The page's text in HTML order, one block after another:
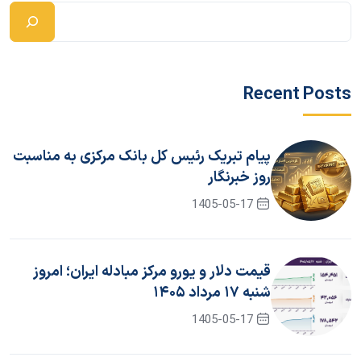
Recent Posts
پیام تبریک رئیس کل بانک مرکزی به مناسبت
روز خبرنگار
1405-05-17
قیمت دلار و یورو مرکز مبادله ایران؛ امروز
شنبه ۱۷ مرداد ۱۴۰۵
1405-05-17